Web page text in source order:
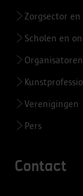
Zorgsector
Scholen en
Verenigingen
Pers
Contact